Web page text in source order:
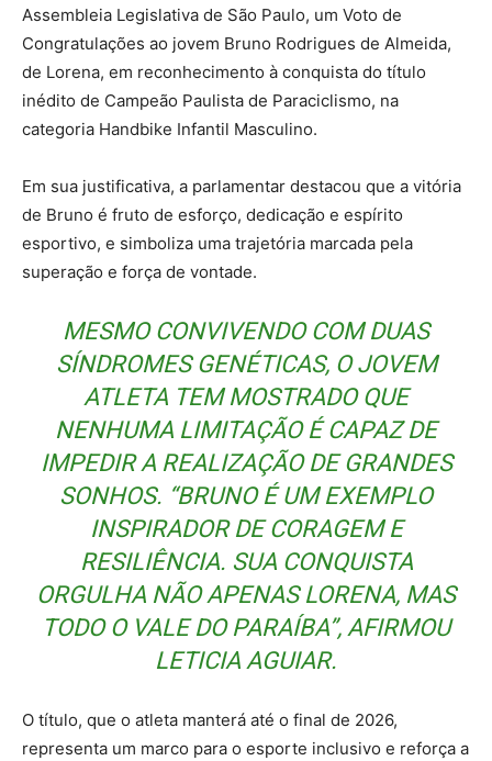
Assembleia Legislativa de São Paulo, um Voto de
Congratulações ao jovem Bruno Rodrigues de Almeida,
de Lorena, em reconhecimento à conquista do título
inédito de Campeão Paulista de Paraciclismo, na
categoria Handbike Infantil Masculino.
Em sua justificativa, a parlamentar destacou que a vitória
de Bruno é fruto de esforço, dedicação e espírito
esportivo, e simboliza uma trajetória marcada pela
superação e força de vontade.
MESMO CONVIVENDO COM DUAS
SÍNDROMES GENÉTICAS, O JOVEM
ATLETA TEM MOSTRADO QUE
NENHUMA LIMITAÇÃO É CAPAZ DE
IMPEDIR A REALIZAÇÃO DE GRANDES
SONHOS. “BRUNO É UM EXEMPLO
INSPIRADOR DE CORAGEM E
RESILIÊNCIA. SUA CONQUISTA
ORGULHA NÃO APENAS LORENA, MAS
TODO O VALE DO PARAÍBA”, AFIRMOU
LETICIA AGUIAR.
O título, que o atleta manterá até o final de 2026,
representa um marco para o esporte inclusivo e reforça a